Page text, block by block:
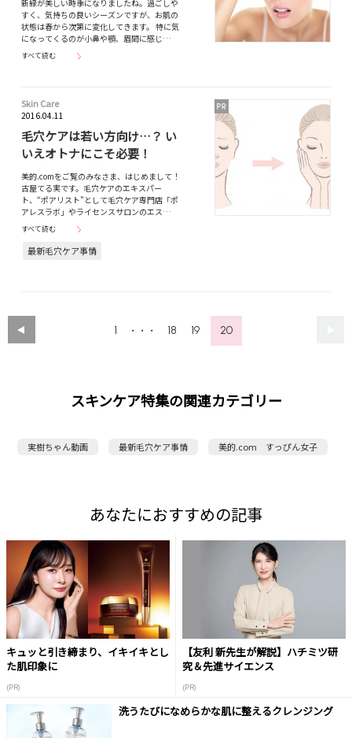
新緑が美しい時季になりましたね。過ごしや
すく、気持ちの良いシーズンですが、お肌の
状態は春から次第に変化してきます。 特に気
になってくるのが小鼻や顎、眉間に感じ…
すべて読む
Skin Care
2016.04.11
毛穴ケアは若い方向け…？ い
いえオトナにこそ必要！
美的.comをご覧のみなさま、はじめまして！
古屋てる実です。毛穴ケアのエキスパー
ト、“ポアリスト”として毛穴ケア専門店「ポ
アレスラボ」やライセンスサロンのエス…
すべて読む
最新毛穴ケア事情
1 ・・・ 18 19 20
スキンケア特集の関連カテゴリー
実樹ちゃん動画 最新毛穴ケア事情 美的.com すっぴん女子
あなたにおすすめの記事
キュッと引き締まり、イキイキとし
た肌印象に
(PR)
【友利 新先生が解説】ハチミツ研
究＆先進サイエンス
(PR)
洗うたびになめらかな肌に整えるクレンジング